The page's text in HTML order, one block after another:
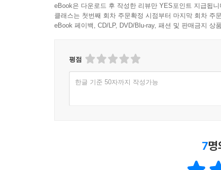
eBook은 다운로드 후 작성한 리뷰만 YES포인트 지급됩니
클래스는 첫번째 회차 주문확정 시점부터 마지막 회차 주
eBook 페이백, CD/LP, DVD/Blu-ray, 패션 및 판매금지 상
평점
한글 기준 50자까지 작성가능
7